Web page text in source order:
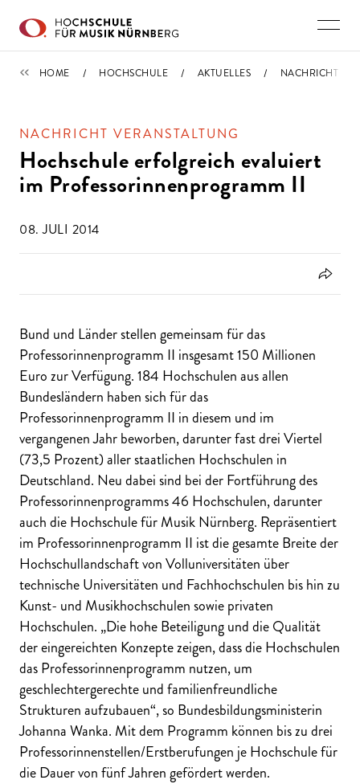
IMPORTIERT
HOME HOCHSCHULE AKTUELLES NACHRICHT
NACHRICHT VERANSTALTUNG
Hochschule erfolgreich evaluiert
im Professorinnenprogramm II
08. JULI 2014
Bund und Länder stellen gemeinsam für das
Professorinnenprogramm II insgesamt 150 Millionen
Euro zur Verfügung. 184 Hochschulen aus allen
Bundesländern haben sich für das
Professorinnenprogramm II in diesem und im
vergangenen Jahr beworben, darunter fast drei Viertel
(73,5 Prozent) aller staatlichen Hochschulen in
Deutschland. Neu dabei sind bei der Fortführung des
Professorinnenprogramms 46 Hochschulen, darunter
auch die Hochschule für Musik Nürnberg. Repräsentiert
im Professorinnenprogramm II ist die gesamte Breite der
Hochschullandschaft von Volluniversitäten über
technische Universitäten und Fachhochschulen bis hin zu
Kunst- und Musikhochschulen sowie privaten
Hochschulen. „Die hohe Beteiligung und die Qualität
der eingereichten Konzepte zeigen, dass die Hochschulen
das Professorinnenprogramm nutzen, um
geschlechtergerechte und familienfreundliche
Strukturen aufzubauen“, so Bundesbildungsministerin
Johanna Wanka. Mit dem Programm können bis zu drei
Professorinnenstellen/Erstberufungen je Hochschule für
die Dauer von fünf Jahren gefördert werden.